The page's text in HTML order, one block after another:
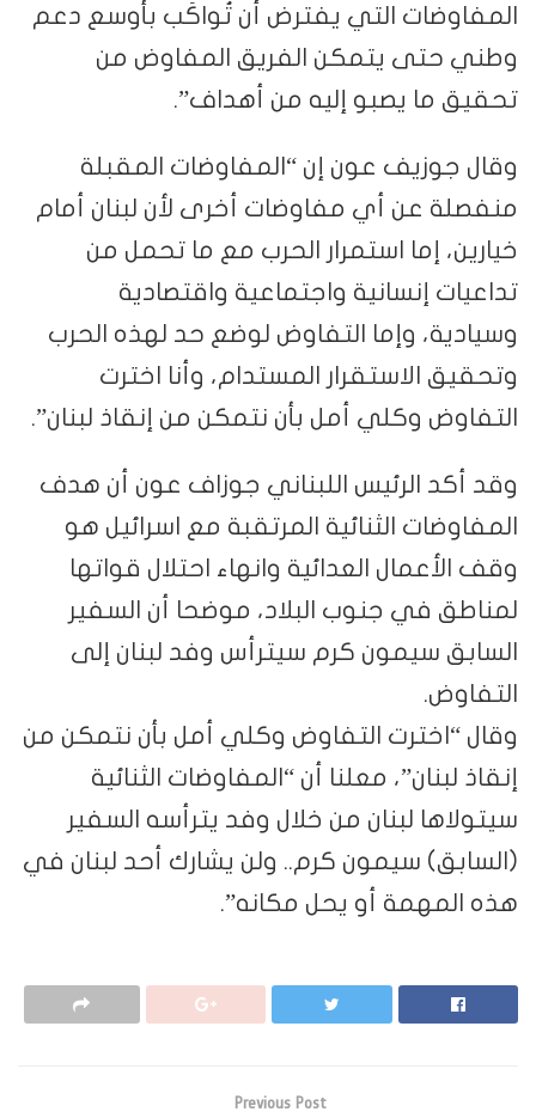
المفاوضات التي يفترض أن تُواكَب بأوسع دعم
وطني حتى يتمكن الفريق المفاوض من
تحقيق ما يصبو إليه من أهداف”.
وقال جوزيف عون إن “المفاوضات المقبلة
منفصلة عن أي مفاوضات أخرى لأن لبنان أمام
خيارين، إما استمرار الحرب مع ما تحمل من
تداعيات إنسانية واجتماعية واقتصادية
وسيادية، وإما التفاوض لوضع حد لهذه الحرب
وتحقيق الاستقرار المستدام، وأنا اخترت
التفاوض وكلي أمل بأن نتمكن من إنقاذ لبنان”.
وقد أكد الرئيس اللبناني جوزاف عون أن هدف
المفاوضات الثنائية المرتقبة مع اسرائيل هو
وقف الأعمال العدائية وانهاء احتلال قواتها
لمناطق في جنوب البلاد، موضحا أن السفير
السابق سيمون كرم سيترأس وفد لبنان إلى
التفاوض.
وقال “اخترت التفاوض وكلي أمل بأن نتمكن من
إنقاذ لبنان”، معلنا أن “المفاوضات الثنائية
سيتولاها لبنان من خلال وفد يترأسه السفير
(السابق) سيمون كرم.. ولن يشارك أحد لبنان في
هذه المهمة أو يحل مكانه”.
Previous Post